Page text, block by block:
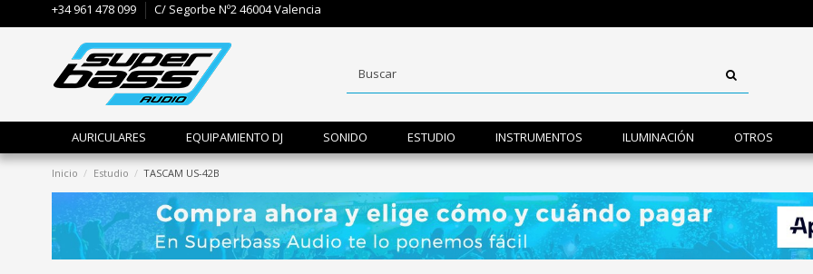
+34 961 478 099 C/ Segorbe Nº2 46004 Valencia
AURICULARES EQUIPAMIENTO DJ SONIDO ESTUDIO INSTRUMENTOS ILUMINACIÓN OTROS
Inicio Estudio TASCAM US-42B